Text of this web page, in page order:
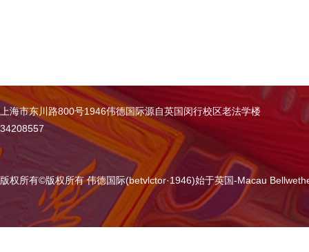
上海市东川路800号1946伟德国际源自英国闵行校区老法学楼
34208557
版权所有©版权所有 伟德国际(betvlctor·1946)始于英国-Macau